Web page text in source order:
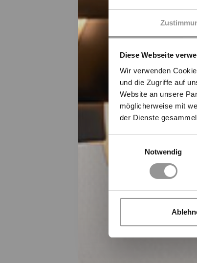
Diese Webseite
Wir verwenden
und die Zugriffe auf
Website an unsere
möglicherweise mit
der Dienste
Notwendig